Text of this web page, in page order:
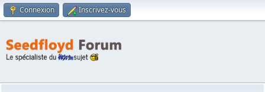
Connexion Inscrivez-vous